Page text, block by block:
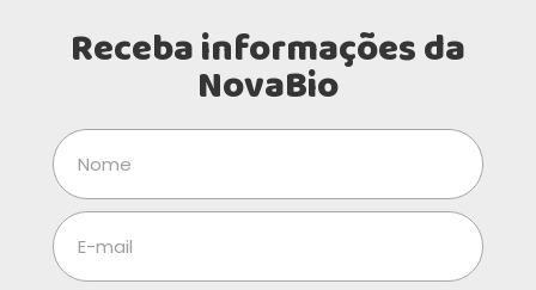
Receba informações da
NovaBio